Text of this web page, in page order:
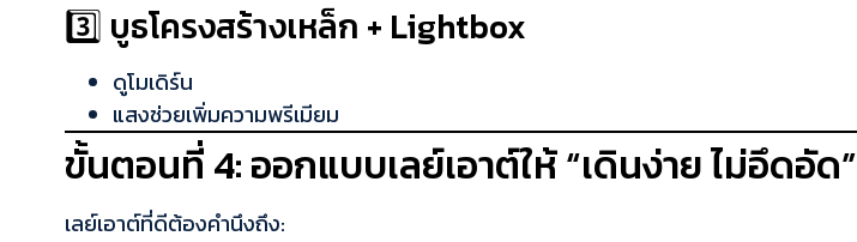
3️⃣ บูธโครงสร้างเหล็ก + Lightbox
ดูโมเดิร์น
แสงช่วยเพิ่มความพรีเมียม
ขั้นตอนที่ 4: ออกแบบเลย์เอาต์ให้ “เดินง่าย ไม่อึดอัด”
เลย์เอาต์ที่ดีต้องคำนึงถึง: